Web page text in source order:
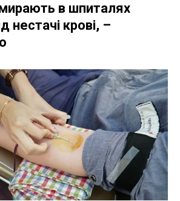
в шпиталях
нестачі крові, –